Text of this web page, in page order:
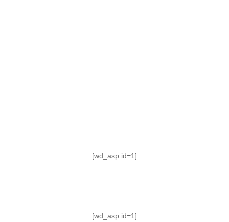
[wd_asp id=1]
[wd_asp id=1]